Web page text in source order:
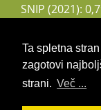
Ta spletna
zagotovi
strani. Več ...
SNIP (2021):